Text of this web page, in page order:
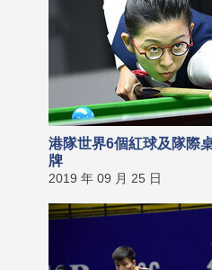
港隊世界6個紅球及隊際
牌
2019 年 09 月 25 日